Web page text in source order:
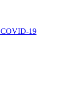
COVID-19